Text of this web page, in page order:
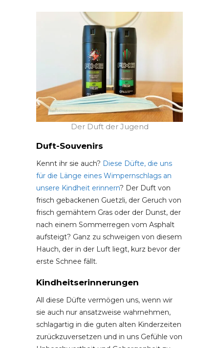
Der Duft der Jugend
Duft-Souvenirs
Kennt ihr sie auch? Diese Düfte, die uns
für die Länge eines Wimpernschlags an
unsere Kindheit erinnern? Der Duft von
frisch gebackenen Guetzli, der Geruch von
frisch gemähtem Gras oder der Dunst, der
nach einem Sommerregen vom Asphalt
aufsteigt? Ganz zu schweigen von diesem
Hauch, der in der Luft liegt, kurz bevor der
erste Schnee fällt.
Kindheitserinnerungen
All diese Düfte vermögen uns, wenn wir
sie auch nur ansatzweise wahrnehmen,
schlagartig in die guten alten Kinderzeiten
zurückzuversetzen und in uns Gefühle von